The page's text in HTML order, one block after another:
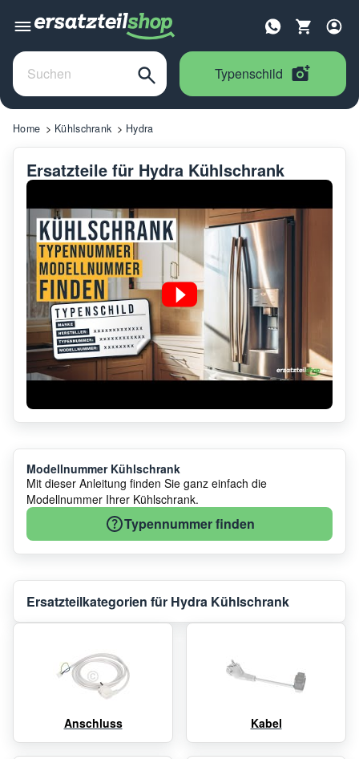
Typenschild
Home Kühlschrank Hydra
Ersatzteile für Hydra Kühlschrank
Modellnummer Kühlschrank
Mit dieser Anleitung finden Sie ganz einfach die
Modellnummer Ihrer Kühlschrank.
Typennummer finden
Ersatzteilkategorien für Hydra Kühlschrank
Anschluss Kabel